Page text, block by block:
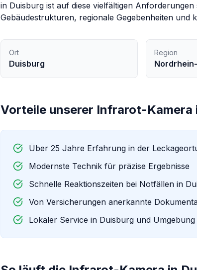
in Duisburg ist auf diese vielfältigen Anforderungen
Gebäudestrukturen, regionale Gegebenheiten
Ort
Duisburg
Region
Vorteile unserer Infrarot-Kamera
Über 25 Jahre Erfahrung in der
Modernste Technik für präzise Ergebnisse
Schnelle Reaktionszeiten bei Notfällen in
Von Versicherungen anerkannte
Lokaler Service in Duisburg und Umgebung